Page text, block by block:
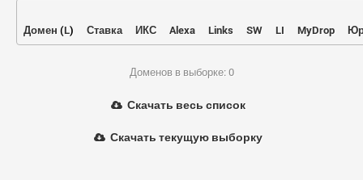
Домен (L) Ставка ИКС Alexa Links SW LI MyDrop
Доменов в выборке: 0
Скачать весь список
Скачать текущую выборку